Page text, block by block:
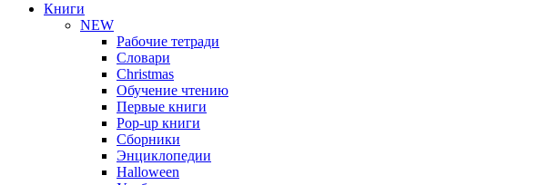
Книги
NEW
Рабочие тетради
Словари
Christmas
Обучение чтению
Первые книги
Pop-up книги
Сборники
Энциклопедии
Halloween